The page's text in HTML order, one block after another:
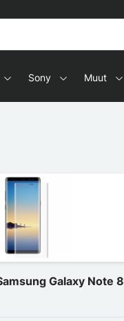
Sony Muut
Galaxy Note 8